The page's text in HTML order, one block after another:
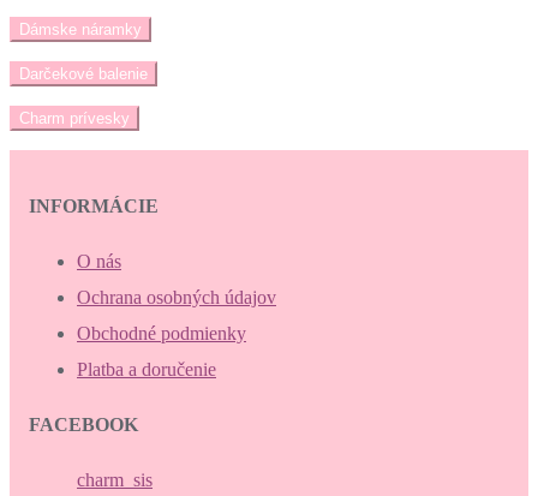
Dámske náramky
Darčekové balenie
Charm prívesky
INFORMÁCIE
O nás
Ochrana osobných údajov
Obchodné podmienky
Platba a doručenie
FACEBOOK
charm_sis